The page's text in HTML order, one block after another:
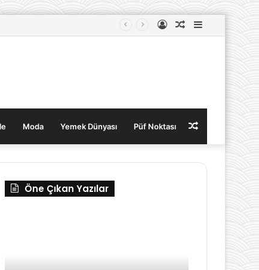
Kenar
Bölmesi
Rastgele
Kayıt
Moda Yemek Dünyası Püf Noktası Rastgele
Makale
Öne Çıkan Yazılar
Gardırobunda